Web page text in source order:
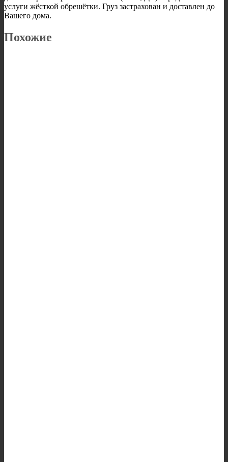
услуги жёсткой обрешётки. Груз застрахован и доставлен до
Вашего дома.
Похожие